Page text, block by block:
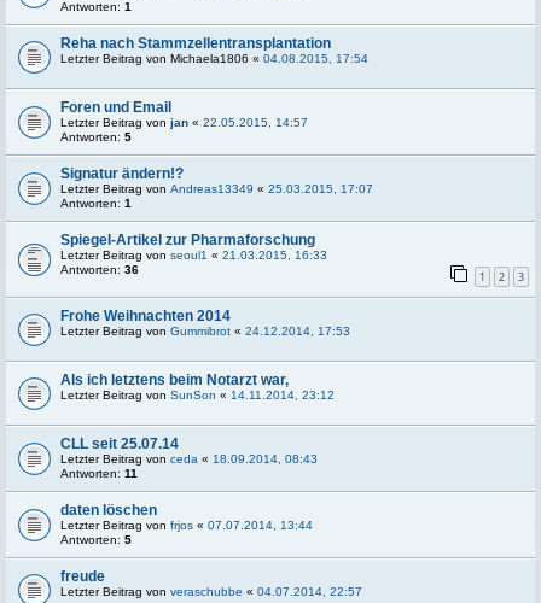
Antworten: 1
Reha nach Stammzellentransplantation
Letzter Beitrag von Michaela1806 « 04.08.2015, 17:54
Foren und Email
Letzter Beitrag von jan « 22.05.2015, 14:57
Antworten: 5
Signatur ändern!?
Letzter Beitrag von Andreas13349 « 25.03.2015, 17:07
Antworten: 1
Spiegel-Artikel zur Pharmaforschung
Letzter Beitrag von seoul1 « 21.03.2015, 16:33
Antworten: 36 1 2 3
Frohe Weihnachten 2014
Letzter Beitrag von Gummibrot « 24.12.2014, 17:53
Als ich letztens beim Notarzt war,
Letzter Beitrag von SunSon « 14.11.2014, 23:12
CLL seit 25.07.14
Letzter Beitrag von ceda « 18.09.2014, 08:43
Antworten: 11
daten löschen
Letzter Beitrag von frjos « 07.07.2014, 13:44
Antworten: 5
freude
Letzter Beitrag von veraschubbe « 04.07.2014, 22:57